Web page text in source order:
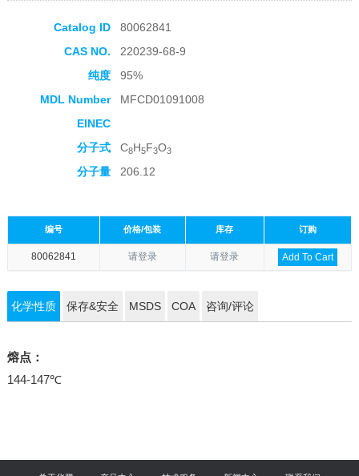
收藏产品
Catalog ID
80062841
CAS NO.
220239-68-9
纯度
95%
MDL Number
MFCD01091008
EINEC
分子式
C8H5F3O3
分子量 206.12
编号 价格/包装 库存 订购
80062841 请登录 请登录 Add To Cart
化学性质 保存&安全 MSDS COA 咨询/评论
熔点：
144-147℃